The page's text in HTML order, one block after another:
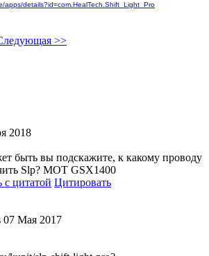
apps/details?id=com.HealTech.Shift_Light_Pro
>>
2018
быть вы подскажите, к какому проводу
Slp? МОТ GSX1400
с цитатой Цитировать
07 Мая 2017